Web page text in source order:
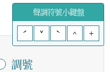
聲調符號小鍵盤
ˊ
ˇ ˋ ^ +
調號